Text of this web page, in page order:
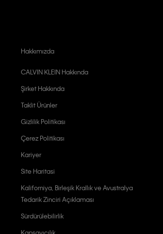
Hakkımızda
CALVIN KLEIN Hakkında
Şirket Hakkında
Taklit Ürünler
Gizlilik Politikası
Çerez Politikası
Kariyer
Site Haritasi
Kaliforniya, Birleşik Krallık ve Avustralya
Tedarik Zinciri Açıklaması
Sürdürülebilirlik